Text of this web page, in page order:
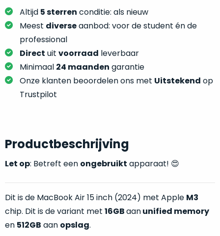
Altijd 5 sterren conditie: als nieuw
Meest diverseaanbod: voor de student én de
professional
Direct uit voorraad leverbaar
Minimaal 24 maanden garantie
Onze klanten beoordelen ons met Uitstekend op
Trustpilot
Productbeschrijving
Let op: Betreft een ongebruikt apparaat! 😍
Dit is de MacBook Air 15 inch (2024) met Apple M3
chip. Dit is de variant met 16GBaanunified memory
en 512GB aan opslag.
bespaar
je
slim,
zonder
concessies
te
doen
kwaliteit.
je
welke
conditiebeschrijvingen
wij
bij
onze
producten
gebruiken.
je
nou
precies
nodig?
We
hebben
inmiddels
voorzien
een
we
weten
voor